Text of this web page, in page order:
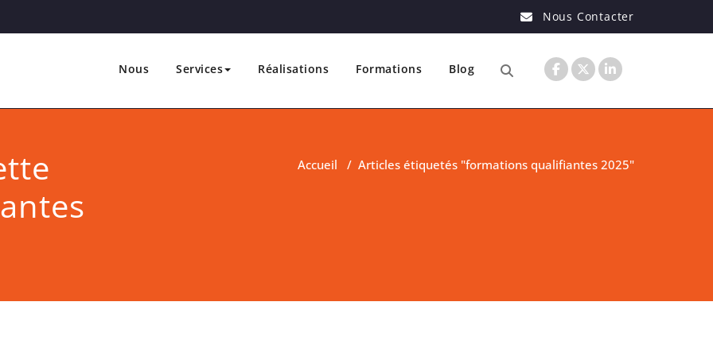
Nous Contacter
Nous Services Réalisations Formations Blog
Accueil / Articles étiquetés "formations qualifiantes 2025"